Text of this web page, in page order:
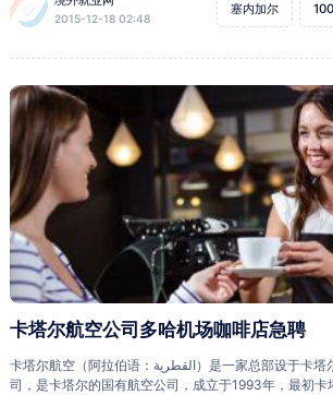
资约：年薪16万人民币（税后） 合同期限：2年 报名截
2015-12-18 02:48
塞内加尔
卡塔尔航空公司多哈机场咖啡店急聘
卡塔尔航空（阿拉伯语：القطرية）是一家总部设于卡塔尔首都多哈的国际航空公
司，是卡塔尔的国有航空公司，成立于1993年，最初卡